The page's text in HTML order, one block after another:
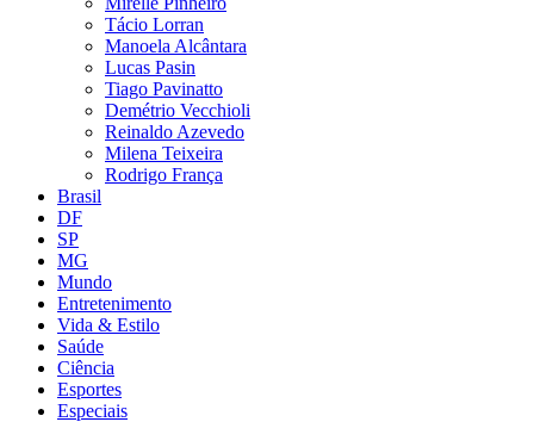
Tácio Lorran
Manoela Alcântara
Lucas Pasin
Tiago Pavinatto
Demétrio Vecchioli
Reinaldo Azevedo
Milena Teixeira
Rodrigo França
Brasil
DF
SP
MG
Mundo
Entretenimento
Vida & Estilo
Saúde
Ciência
Esportes
Especiais